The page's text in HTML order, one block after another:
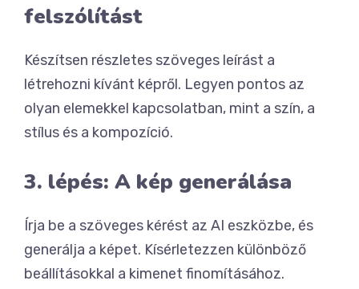
felszólítást
Készítsen részletes szöveges leírást a
létrehozni kívánt képről. Legyen pontos az
olyan elemekkel kapcsolatban, mint a szín, a
stílus és a kompozíció.
3. lépés: A kép generálása
Írja be a szöveges kérést az AI eszközbe, és
generálja a képet. Kísérletezzen különböző
beállításokkal a kimenet finomításához.